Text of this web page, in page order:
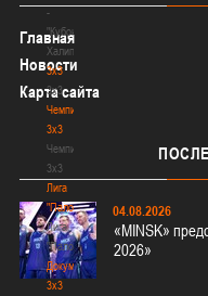
-
"Кубок
Халипского"
3x3
3x3
Чемпионат
3х3
Чемпионат
3х3
Лига
"Палова"
Лига
"Палова"
Документы
3х3
Главная
Новости
Карта сайта
04.08.2026
«MINSK»
2026»